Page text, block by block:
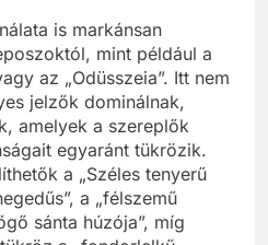
is markánsan
mint például a
az „Odüsszeia”. Itt nem
jelzők dominálnak,
amelyek a szereplők
egyaránt tükrözik.
a „Széles tenyerű
a „félszemű
sánta húzója”, míg